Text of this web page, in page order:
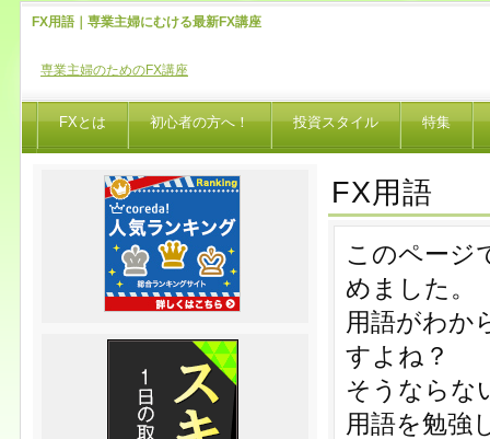
FX用語｜専業主婦にむける最新FX講座
専業主婦のためのFX講座
FXとは 初心者の方へ！ 投資スタイル 特集
FX用語
このページ
めました。
用語がわか
すよね？
そうならな
用語を勉強